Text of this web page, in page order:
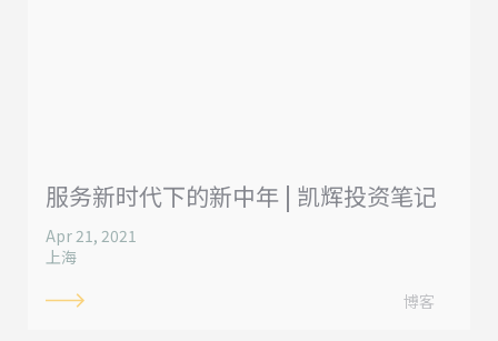
服务新时代下的新中年 | 凯辉投资笔记
Apr 21, 2021
上海
博客